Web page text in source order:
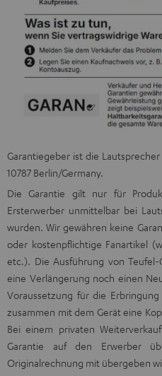
Garantiegeber ist die
10787 Berlin/Germany.
Die Garantie gilt nur für
Ersterwerber unmittelbar bei
wurden. Wir gewähren keine
oder kostenpflichtige Fanartikel
etc.). Die Ausführung von
eine Verlängerung noch einen
Voraussetzung für die
zusammen mit dem Gerät eine
Bei einem privaten
Garantie auf den Erwerber
Originalrechnung mit übergeben